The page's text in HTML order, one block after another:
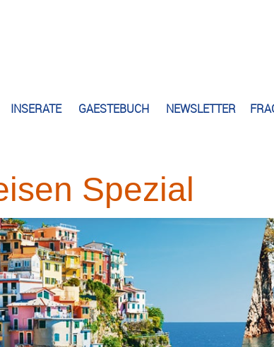
INSERATE GAESTEBUCH NEWSLETTER
Spezial